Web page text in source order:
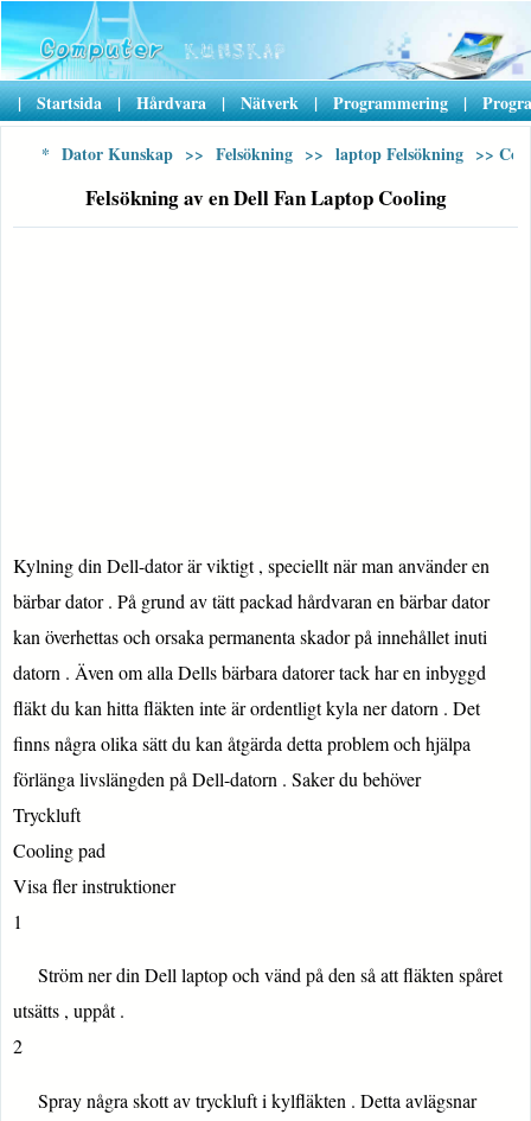
| Startsida | Hårdvara | Nätverk | Programmering |
* Dator Kunskap >> Felsökning >> laptop Felsökning >>
Felsökning av en Dell Fan Laptop Cooling
Kylning din Dell-dator är viktigt , speciellt när man använder en
bärbar dator . På grund av tätt packad hårdvaran en bärbar dator
kan överhettas och orsaka permanenta skador på innehållet inuti
datorn . Även om alla Dells bärbara datorer tack har en inbyggd
fläkt du kan hitta fläkten inte är ordentligt kyla ner datorn . Det
finns några olika sätt du kan åtgärda detta problem och hjälpa
förlänga livslängden på Dell-datorn . Saker du behöver
Tryckluft
Cooling pad
Visa fler instruktioner
1
Ström ner din Dell laptop och vänd på den så att fläkten spåret
utsätts , uppåt .
2
Spray några skott av tryckluft i kylfläkten . Detta avlägsnar